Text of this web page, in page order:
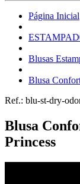
Página Inicial
Blusas
Blusa
Ref.: blu-st-dry-
Blusa
Princess